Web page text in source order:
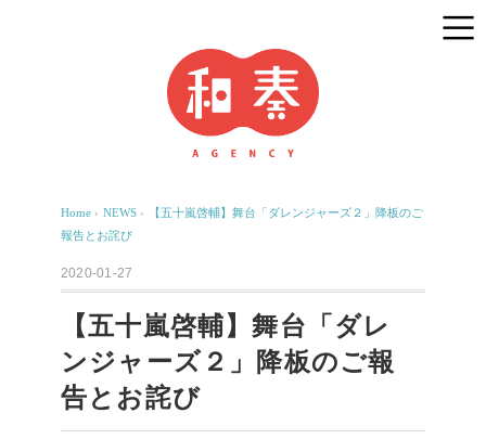
Home › NEWS ›
【五十嵐啓輔】舞台「ダレンジャーズ２」降板のご
報告とお詫び
2020-01-27
【五十嵐啓輔】舞台「ダレ
ンジャーズ２」降板のご報
告とお詫び